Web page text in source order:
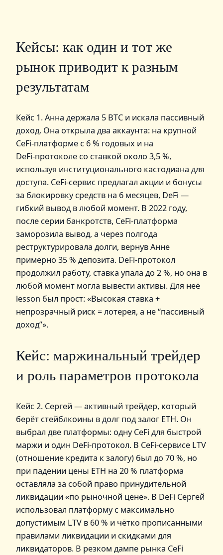
Кейсы: как один и тот же
рынок приводит к разным
результатам
Кейс 1. Анна держала 5 BTC и искала пассивный
доход. Она открыла два аккаунта: на крупной
CeFi‑платформе с 6 % годовых и на
DeFi‑протоколе со ставкой около 3,5 %,
используя институционального кастодиана для
доступа. CeFi‑сервис предлагал акции и бонусы
за блокировку средств на 6 месяцев, DeFi —
гибкий вывод в любой момент. В 2022 году,
после серии банкротств, CeFi‑платформа
заморозила вывод, а через полгода
реструктурировала долги, вернув Анне
примерно 35 % депозита. DeFi‑протокол
продолжил работу, ставка упала до 2 %, но она в
любой момент могла вывести активы. Для неё
lesson был прост: «Высокая ставка +
непрозрачный риск = лотерея, а не “пассивный
доход”».
Кейс: маржинальный трейдер
и роль параметров протокола
Кейс 2. Сергей — активный трейдер, который
берёт стейблкоины в долг под залог ETH. Он
выбрал две платформы: одну CeFi для быстрой
маржи и один DeFi‑протокол. В CeFi‑сервисе LTV
(отношение кредита к залогу) был до 70 %, но
при падении цены ETH на 20 % платформа
оставляла за собой право принудительной
ликвидации «по рыночной цене». В DeFi Сергей
использовал платформу с максимально
допустимым LTV в 60 % и чётко прописанными
правилами ликвидации и скидками для
ликвидаторов. В резком дампе рынка CeFi